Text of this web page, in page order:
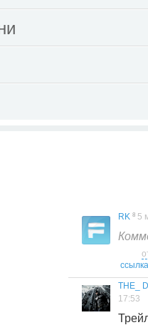
RK 8 5
ссылка
THE_
17:53